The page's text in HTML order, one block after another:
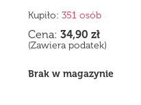
Kupiło: 351 osób
Cena: 34,90 zł
(Zawiera podatek)
Brak w magazynie